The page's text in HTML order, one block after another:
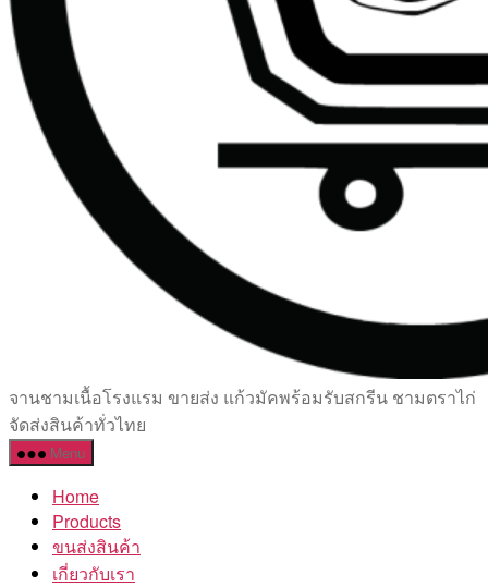
เซรามิค
ครบ
ครัน
โรงงาน
จานชามเนื้อโรงแรม ขายส่ง แก้วมัคพร้อมรับสกรีน ชามตราไก่
จัดส่งสินค้าทั่วไทย
Menu
Home
Products
ขนส่งสินค้า
เกี่ยวกับเรา